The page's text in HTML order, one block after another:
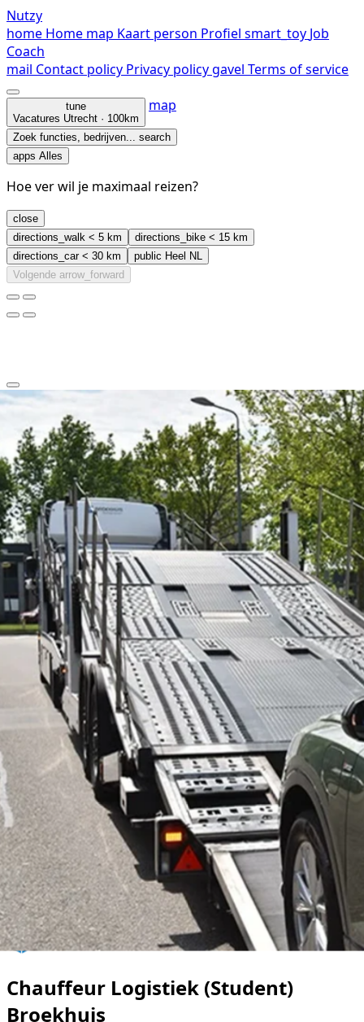
Nutzy
home Home map Kaart person Profiel smart_toy Job
Coach
mail Contact policy Privacy policygavel Terms of service
tune
Vacatures Utrecht · 100km
map
Zoek functies, bedrijven... search
apps Alles
Hoe ver wil je maximaal reizen?
close
directions_walk < 5 km directions_bike < 15 km
directions_car< 30 km public Heel NL
Volgende arrow_forward
clear arrow_back_ios_new
share
Chauffeur Logistiek (Student)
Broekhuis